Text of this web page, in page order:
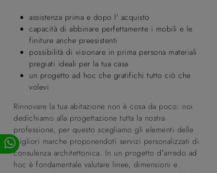
assistenza prima e dopo l' acquisto
capacità di abbinare perfettamente i mobili e le
finiture anche preesistenti
possibilità di visionare in prima persona materiali
pregiati ideali per la tua casa
un progetto ad hoc che gratifichi tutto ciò che
volevi
Rinnovare la tua abitazione non è cosa da poco: noi
dedichiamo alla progettazione tutta la nostra
professione, per questo scegliamo gli elementi delle
migliori marche proponendoti servizi personalizzati di
consulenza architettonica. In un progetto d’arredo ad
hoc è fondamentale valutare linee, dimensioni e